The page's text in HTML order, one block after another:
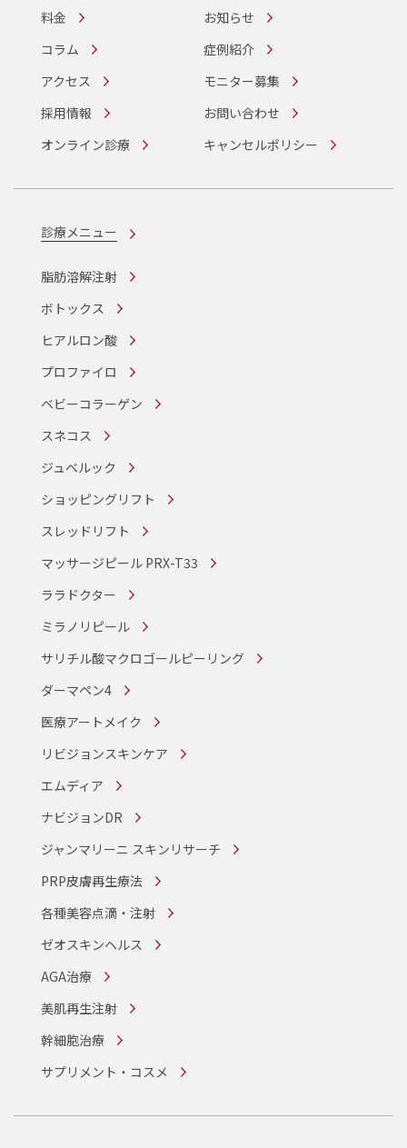
料金
お知らせ
コラム
症例紹介
アクセス
モニター募集
採用情報
お問い合わせ
オンライン診療
キャンセルポリシー
診療メニュー
脂肪溶解注射
ボトックス
ヒアルロン酸
プロファイロ
ベビーコラーゲン
スネコス
ジュベルック
ショッピングリフト
スレッドリフト
マッサージピール PRX-T33
ララドクター
ミラノリピール
サリチル酸マクロゴールピーリング
ダーマペン4
医療アートメイク
リビジョンスキンケア
エムディア
ナビジョンDR
ジャンマリーニ スキンリサーチ
PRP皮膚再生療法
各種美容点滴・注射
ゼオスキンヘルス
AGA治療
美肌再生注射
幹細胞治療
サプリメント・コスメ